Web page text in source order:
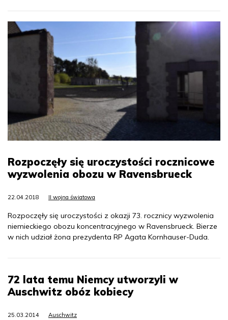
Rozpoczęły się uroczystości rocznicowe
wyzwolenia obozu w Ravensbrueck
22.04.2018 II wojna światowa
Rozpoczęły się uroczystości z okazji 73. rocznicy wyzwolenia
niemieckiego obozu koncentracyjnego w Ravensbrueck. Bierze
w nich udział żona prezydenta RP Agata Kornhauser-Duda.
72 lata temu Niemcy utworzyli w
Auschwitz obóz kobiecy
25.03.2014 Auschwitz